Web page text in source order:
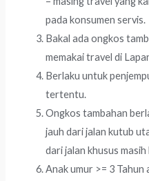
pada konsumen servis.
Bakal ada ongkos
memakai travel di
Berlaku untuk
tertentu.
Ongkos tambahan
jauh dari jalan kutub
dari jalan khusus
Anak umur >= 3 Tahun